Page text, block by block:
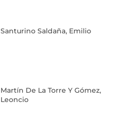
Santurino Saldaña, Emilio
Martín De La Torre Y Gómez,
Leoncio